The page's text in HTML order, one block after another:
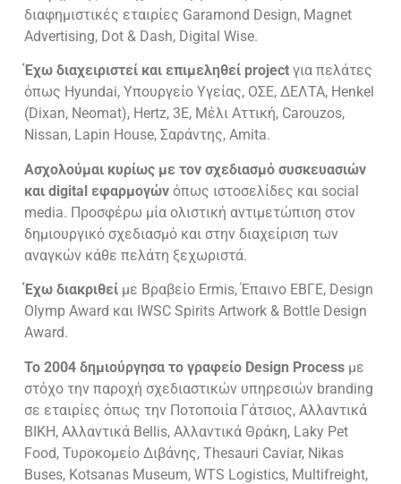
διαφημιστικές εταιρίες Garamond Design, Magnet
Advertising, Dot & Dash, Digital Wise.
Έχω διαχειριστεί και επιμεληθεί project για πελάτες
όπως Hyundai, Υπουργείο Υγείας, ΟΣΕ, ΔΕΛΤΑ, Henkel
(Dixan, Neomat), Hertz, 3E, Μέλι Αττική, Carouzos,
Nissan, Lapin House, Σαράντης, Amita.
Ασχολούμαι κυρίως με τον σχεδιασμό συσκευασιών
και digital εφαρμογών όπως ιστοσελίδες και social
media. Προσφέρω μία ολιστική αντιμετώπιση στον
δημιουργικό σχεδιασμό και στην διαχείριση των
αναγκών κάθε πελάτη ξεχωριστά.
Έχω διακριθεί με Βραβείο Ermis, Έπαινο ΕΒΓΕ, Design
Olymp Award και IWSC Spirits Artwork & Bottle Design
Award.
Το 2004 δημιούργησα το γραφείο Design Process με
στόχο την παροχή σχεδιαστικών υπηρεσιών branding
σε εταιρίες όπως την Ποτοποιία Γάτσιος, Αλλαντικά
ΒΙΚΗ, Αλλαντικά Bellis, Αλλαντικά Θράκη, Laky Pet
Food, Τυροκομείο Διβάνης, Thesauri Caviar, Nikas
Buses, Kotsanas Museum, WTS Logistics, Multifreight,